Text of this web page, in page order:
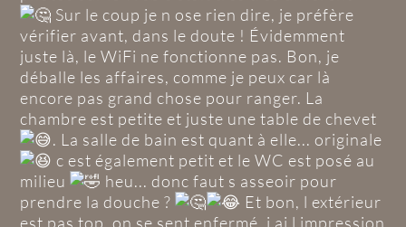
Sur le coup je n ose rien dire, je préfère
vérifier avant, dans le doute ! Évidemment
juste là, le WiFi ne fonctionne pas. Bon, je
déballe les affaires, comme je peux car là
encore pas grand chose pour ranger. La
chambre est petite et juste une table de chevet
. La salle de bain est quant à elle... originale
c est également petit et le WC est posé au
milieu
heu... donc faut s asseoir pour
prendre la douche ?
Et bon, l extérieur
est pas top, on se sent enfermé, j ai l impression